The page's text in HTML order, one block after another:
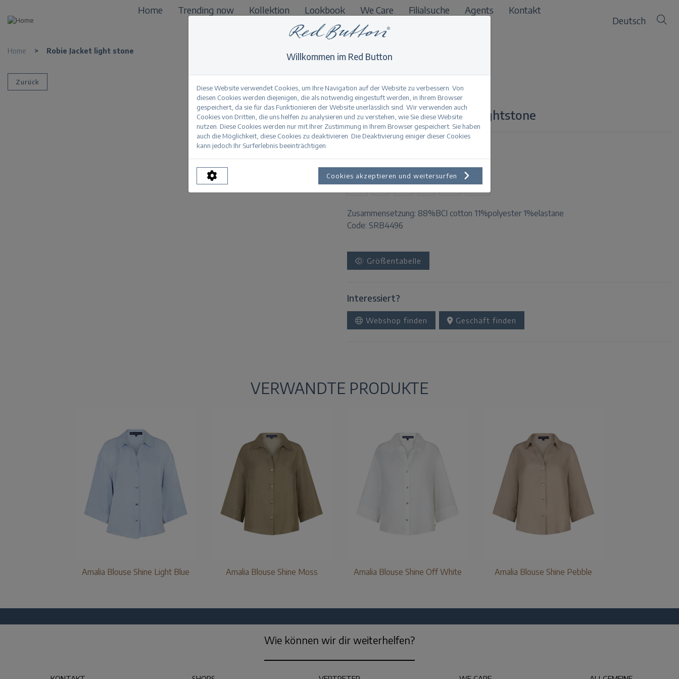
Home Trending now Kollektion Lookbook We Care Filialsuche Agents
Kontakt
B2B
Deutsch
Home > Robie Jacket light stone
Zurück
Robie Jacket light stone lightstone
VERFÜGBARE GRÖSSEN:
Zusammensetzung: 88%BCI cotton 11%polyester 1%elastane
Code: SRB4496
Größentabelle
Interessiert?
Webshop finden Geschäft finden
VERWANDTE PRODUKTE
Amalia Blouse Shine Light Blue Amalia Blouse Shine Moss Amalia Blouse Shine Off White Amalia Blouse Shine Pebble
Willkommen im Red Button
Diese Website verwendet Cookies, um Ihre Navigation auf der Website zu verbessern. Von
diesen Cookies werden diejenigen, die als notwendig eingestuft werden, in Ihrem Browser
gespeichert, da sie für das Funktionieren der Website unerlässlich sind. Wir verwenden auch
Cookies von Dritten, die uns helfen zu analysieren und zu verstehen, wie Sie diese Website
nutzen. Diese Cookies werden nur mit Ihrer Zustimmung in Ihrem Browser gespeichert. Sie haben
auch die Möglichkeit, diese Cookies zu deaktivieren. Die Deaktivierung einiger dieser Cookies
kann jedoch Ihr Surferlebnis beeinträchtigen.
Cookies akzeptieren und weitersurfen
Wie können wir dir weiterhelfen?